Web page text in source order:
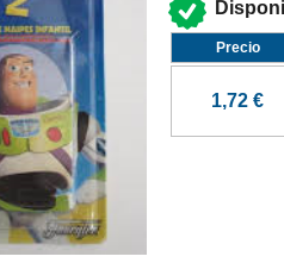
Precio
1,72 €